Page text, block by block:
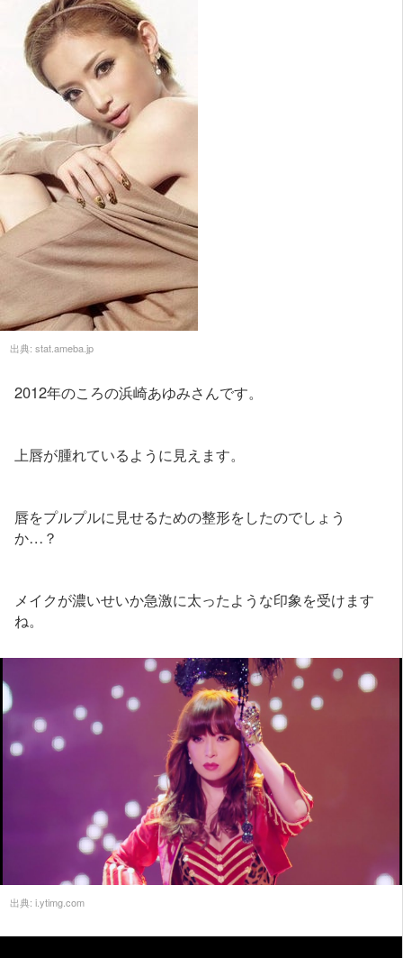
出典: stat.ameba.jp
2012年のころの浜崎あゆみさんです。
上唇が腫れているように見えます。
唇をプルプルに見せるための整形をしたのでしょう
か…？
メイクが濃いせいか急激に太ったような印象を受けます
ね。
出典: i.ytimg.com